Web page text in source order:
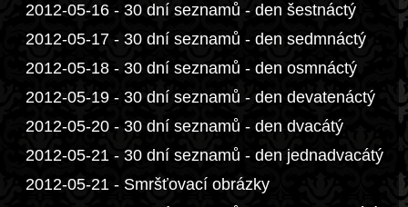
2012-05-16 - 30 dní seznamů - den šestnáctý
2012-05-17 - 30 dní seznamů - den sedmnáctý
2012-05-18 - 30 dní seznamů - den osmnáctý
2012-05-19 - 30 dní seznamů - den devatenáctý
2012-05-20 - 30 dní seznamů - den dvacátý
2012-05-21 - 30 dní seznamů - den jednadvacátý
2012-05-21 - Smršťovací obrázky